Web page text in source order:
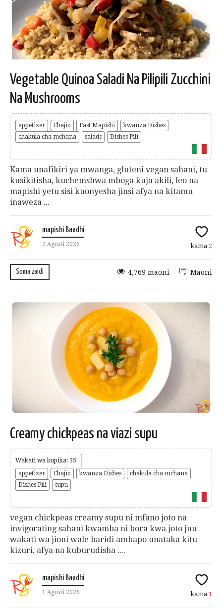
Vegetable Quinoa Saladi Na Pilipili Zucchini
Na Mushrooms
appetizer Chajio Fast Mapishi
kwanza Dishes
chakula cha mchana
salads Dishes Pili
Kama unafikiri ya mwanga, gluteni vegan sahani, tu
kusikitisha, kuchemshwa mboga kuja akili, leo na
mapishi yetu sisi kuonyesha jinsi afya na kitamu
inaweza ...
mapishi Baadhi
2 Agosti 2026 kama 2
Soma zaidi Maoni
4,769 maoni
Creamy chickpeas na viazi supu
Wakati wa kupika: 35
appetizer
Chajio kwanza Dishes
chakula cha mchana
Dishes Pili
supu
vegan chickpeas creamy supu ni mfano joto na
invigorating sahani kwamba ni bora kwa joto juu
wakati wa jioni wale baridi ambapo unataka kitu
kizuri, afya na kuburudisha ....
mapishi Baadhi
1 Agosti 2026 kama 1